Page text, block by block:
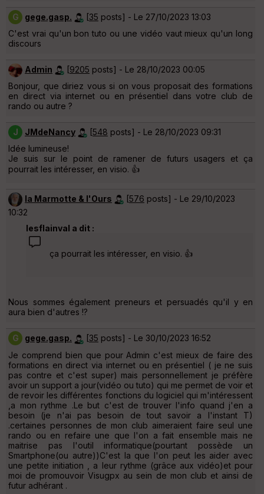
G gege.gasp. [35 posts] - Le 27/10/2023 13:03
C'est vrai qu'un bon tuto ou une vidéo vaut mieux qu'un long
discours
Admin [9205 posts] - Le 28/10/2023 00:05
Bonjour, que diriez vous si on vous proposait des formations
en direct via internet ou en présentiel dans votre club de
rando ou autre ?
J JMdeNancy [548 posts] - Le 28/10/2023 09:31
Idée lumineuse!
Je suis sur le point de ramener de futurs usagers et ça
pourrait les intéresser, en visio. 👍
la Marmotte & l'Ours [576 posts] - Le 29/10/2023
10:32
lesflainval a dit :
ça pourrait les intéresser, en visio. 👍
Nous sommes également preneurs et persuadés qu'il y en
aura bien d'autres !?
G gege.gasp. [35 posts] - Le 30/10/2023 16:52
Je comprend bien que pour Admin c'est mieux de faire des
formations en direct via internet ou en présentiel ( je ne suis
pas contre et c'est super) mais personnellement je préfère
avoir un support a jour(vidéo ou tuto) qui me permet de voir et
de revoir les différentes fonctions du logiciel qui m'intéressent
,a mon rythme .Le but c'est de trouver l'info quand j'en a
besoin (je n'ai pas besoin de tout savoir a l'instant T)
.certaines personnes de mon club aimeraient faire seul une
rando ou en refaire une que l'on a fait ensemble mais ne
maitrise pas l'outil informatique(pourtant possède un
Smartphone(ou autre))C'est la que l'on peut les aider avec
une petite initiation , a leur rythme (grâce aux vidéo)et pour
moi de promouvoir Visugpx au sein de mon club et ainsi de
futur adhérant .